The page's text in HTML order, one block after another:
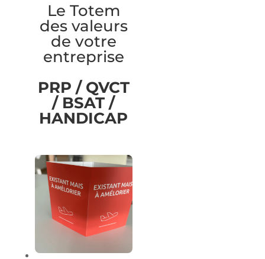
Le Totem
des valeurs
de votre
entreprise
PRP / QVCT
/ BSAT /
HANDICAP